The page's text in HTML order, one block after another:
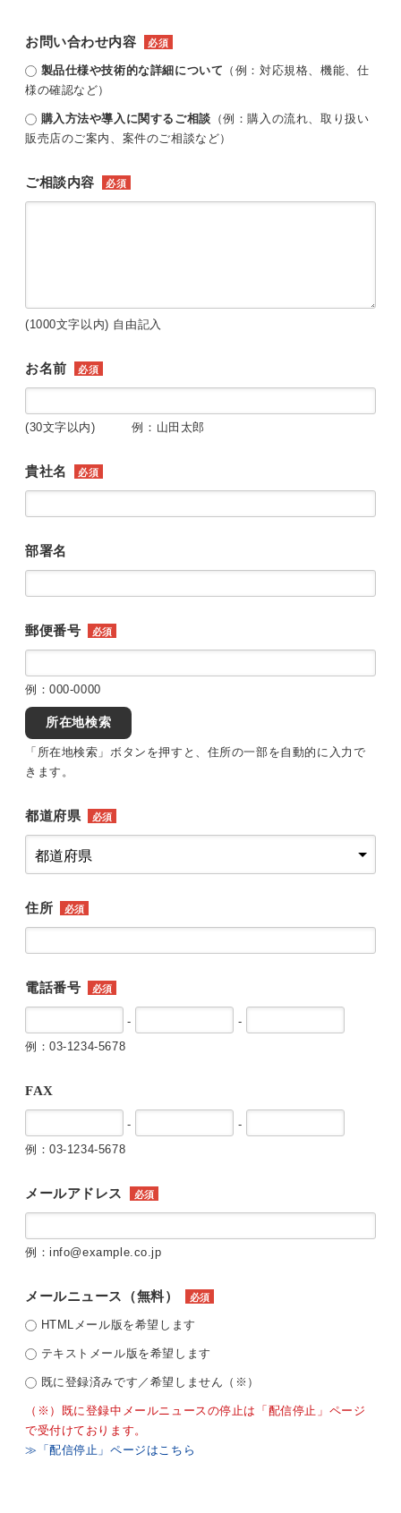
お問い合わせ内容 必須
製品仕様や技術的な詳細について （例：対応規格、機能、仕
様の確認など）
購入方法や導入に関するご相談 （例：購入の流れ、取り扱い
販売店のご案内、案件のご相談など）
ご相談内容 必須
(1000文字以内) 自由記入
お名前 必須
(30文字以内) 例：山田太郎
貴社名 必須
部署名
郵便番号 必須
例：000-0000
所在地検索
「所在地検索」ボタンを押すと、住所の一部を自動的に入力で
きます。
都道府県 必須
住所 必須
電話番号 必須
-
-
例：03-1234-5678
FAX
-
-
例：03-1234-5678
メールアドレス 必須
例：info@example.co.jp
メールニュース（無料） 必須
HTMLメール版を希望します
テキストメール版を希望します
既に登録済みです／希望しません（※）
（※）既に登録中メールニュースの停止は「配信停止」ページ
で受付けております。
≫「配信停止」ページはこちら